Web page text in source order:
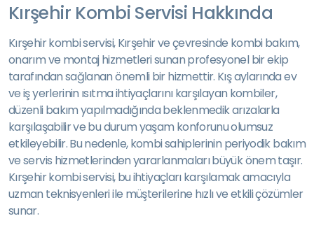
Kırşehir Kombi Servisi Hakkında
Kırşehir kombi servisi, Kırşehir ve çevresinde kombi bakım,
onarım ve montaj hizmetleri sunan profesyonel bir ekip
tarafından sağlanan önemli bir hizmettir. Kış aylarında ev
ve iş yerlerinin ısıtma ihtiyaçlarını karşılayan kombiler,
düzenli bakım yapılmadığında beklenmedik arızalarla
karşılaşabilir ve bu durum yaşam konforunu olumsuz
etkileyebilir. Bu nedenle, kombi sahiplerinin periyodik bakım
ve servis hizmetlerinden yararlanmaları büyük önem taşır.
Kırşehir kombi servisi, bu ihtiyaçları karşılamak amacıyla
uzman teknisyenleri ile müşterilerine hızlı ve etkili çözümler
sunar.